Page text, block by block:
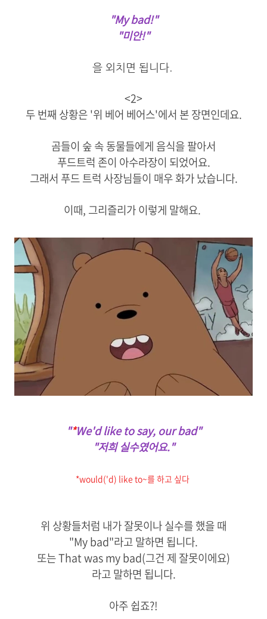
"My bad!"
"미안!"
을 외치면 됩니다.
<2>
두 번째 상황은 '위 베어 베어스'에서 본 장면인데요.
곰들이 숲 속 동물들에게 음식을 팔아서
푸드트럭 존이 아수라장이 되었어요.
그래서 푸드 트럭 사장님들이 매우 화가 났습니다.
이때, 그리즐리가 이렇게 말해요.
"*We'd like to say, our bad"
"저희 실수였어요."
*would('d) like to~를 하고 싶다
위 상황들처럼 내가 잘못이나 실수를 했을 때
"My bad"라고 말하면 됩니다.
또는 That was my bad(그건 제 잘못이에요)
라고 말하면 됩니다.
아주 쉽죠?!